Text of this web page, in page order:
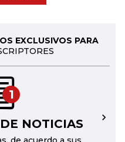
EXCLUSIVOS PARA
1
NOTICIAS →